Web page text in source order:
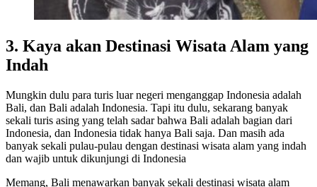
3. Kaya akan Destinasi Wisata Alam yang
Indah
Mungkin dulu para turis luar negeri menganggap Indonesia adalah
Bali, dan Bali adalah Indonesia. Tapi itu dulu, sekarang banyak
sekali turis asing yang telah sadar bahwa Bali adalah bagian dari
Indonesia, dan Indonesia tidak hanya Bali saja. Dan masih ada
banyak sekali pulau-pulau dengan destinasi wisata alam yang indah
dan wajib untuk dikunjungi di Indonesia
Memang, Bali menawarkan banyak sekali destinasi wisata alam